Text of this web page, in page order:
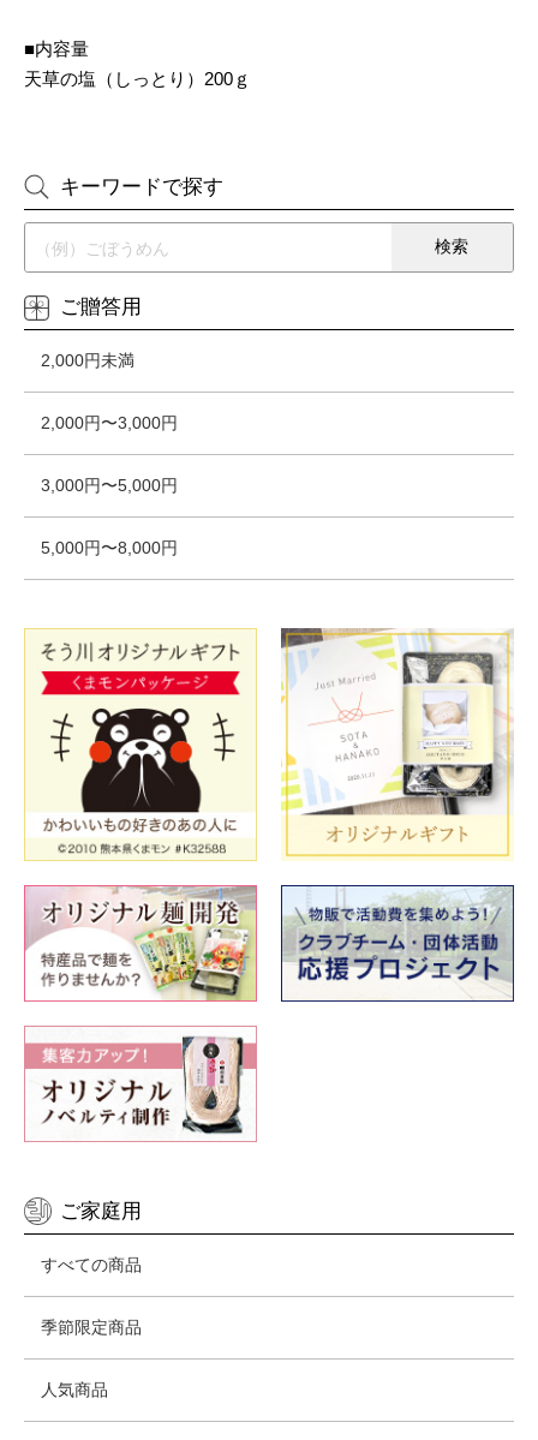
■内容量
天草の塩（しっとり）200ｇ
キーワードで探す
ご贈答用
2,000円未満
2,000円〜3,000円
3,000円〜5,000円
5,000円〜8,000円
ご家庭用
すべての商品
季節限定商品
人気商品